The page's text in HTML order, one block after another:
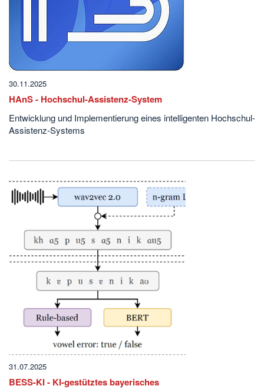
30.11.2025
HAnS - Hochschul-Assistenz-System
Entwicklung und Implementierung eines intelligenten Hochschul-
Assistenz-Systems
31.07.2025
BESS-KI - KI-gestütztes bayerisches